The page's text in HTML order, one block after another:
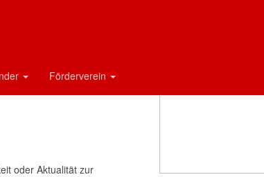
Förderverein
oder Aktualität zur